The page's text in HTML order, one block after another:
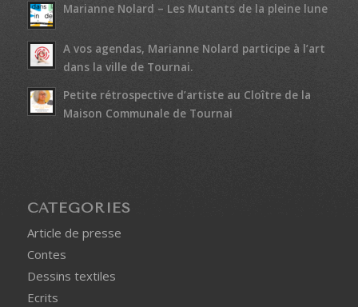
Marianne Nolard – Les Mutants de la pleine lune
A vos agendas, Marianne Nolard participe à l’art
dans la ville de Tournai.
Petite rétrospective d’artiste au Cloître de la
Maison Communale de Tournai
CATÉGORIES
Article de presse
Contes
Dessins textiles
Ecrits